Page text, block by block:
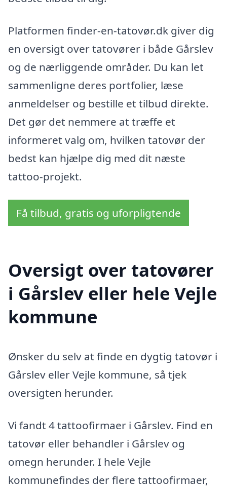
Platformen finder-en-tatovør.dk giver dig
en oversigt over tatovører i både Gårslev
og de nærliggende områder. Du kan let
sammenligne deres portfolier, læse
anmeldelser og bestille et tilbud direkte.
Det gør det nemmere at træffe et
informeret valg om, hvilken tatovør der
bedst kan hjælpe dig med dit næste
tattoo-projekt.
Få tilbud, gratis og uforpligtende
Oversigt over tatovører
i Gårslev eller hele Vejle
kommune
Ønsker du selv at finde en dygtig tatovør i
Gårslev eller Vejle kommune, så tjek
oversigten herunder.
Vi fandt 4 tattoofirmaer i Gårslev. Find en
tatovør eller behandler i Gårslev og
omegn herunder. I hele Vejle
kommunefindes der flere tattoofirmaer,